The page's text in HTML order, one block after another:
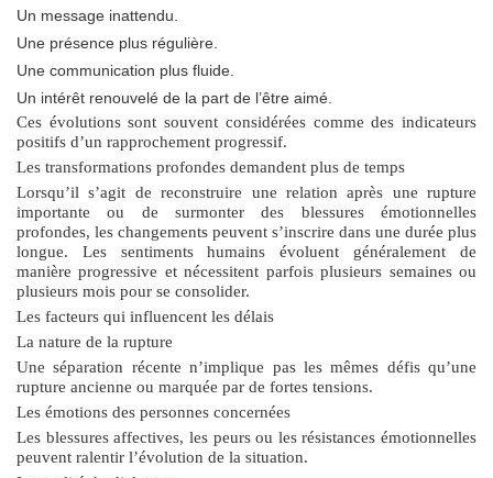
Un message inattendu.
Une présence plus régulière.
Une communication plus fluide.
Un intérêt renouvelé de la part de l’être aimé.
Ces évolutions sont souvent considérées comme des indicateurs
positifs d’un rapprochement progressif.
Les transformations profondes demandent plus de temps
Lorsqu’il s’agit de reconstruire une relation après une rupture
importante ou de surmonter des blessures émotionnelles
profondes, les changements peuvent s’inscrire dans une durée plus
longue. Les sentiments humains évoluent généralement de
manière progressive et nécessitent parfois plusieurs semaines ou
plusieurs mois pour se consolider.
Les facteurs qui influencent les délais
La nature de la rupture
Une séparation récente n’implique pas les mêmes défis qu’une
rupture ancienne ou marquée par de fortes tensions.
Les émotions des personnes concernées
Les blessures affectives, les peurs ou les résistances émotionnelles
peuvent ralentir l’évolution de la situation.